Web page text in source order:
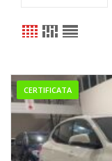
CERTIFICATA